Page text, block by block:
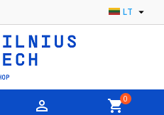
LT 
 shopping_cart0